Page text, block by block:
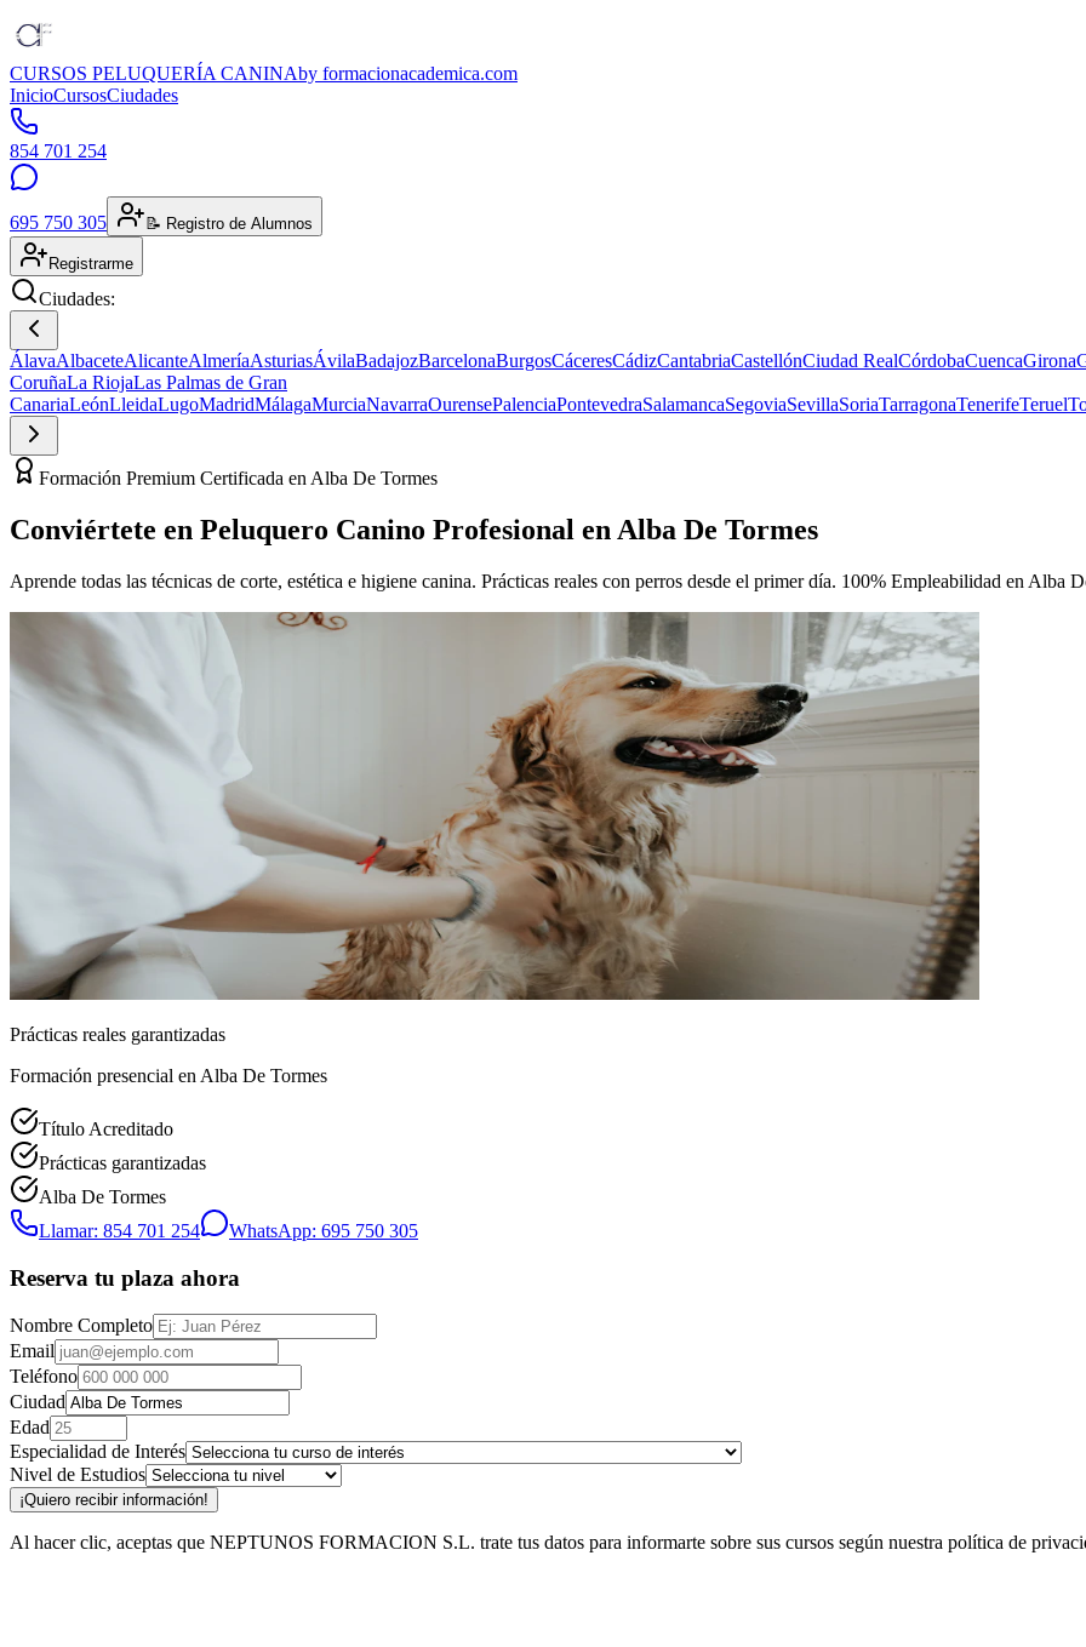
CURSOS PELUQUERÍA CANINAby formacionacademica.com
InicioCursosCiudades
854 701 254
695 750 305 📝 Registro de Alumnos
Registrarme
Ciudades:
ÁlavaAlbaceteAlicanteAlmeríaAsturiasÁvilaBadajozBarcelonaBurgosCáceresCádizCantabriaCastellónCiudad RealCórdobaCuencaGirona
CoruñaLa RiojaLas Palmas de Gran
CanariaLeónLleidaLugoMadridMálagaMurciaNavarraOurensePalenciaPontevedraSalamancaSegoviaSevillaSoriaTarragonaTenerifeTeruel
Formación Premium Certificada en Alba De Tormes
Conviértete en Peluquero Canino Profesional en Alba De Tormes
Aprende todas las técnicas de corte, estética e higiene canina. Prácticas reales con perros desde el primer día. 100% Empleabilidad en Alba
Prácticas reales garantizadas
Formación presencial en Alba De Tormes
Título Acreditado
Prácticas garantizadas
Alba De Tormes
Llamar: 854 701 254
WhatsApp: 695 750 305
Reserva tu plaza ahora
Nombre Completo
Email
Teléfono
Ciudad
Edad
Especialidad de Interés
Nivel de Estudios
¡Quiero recibir información!
Al hacer clic, aceptas que NEPTUNOS FORMACION S.L. trate tus datos para informarte sobre sus cursos según nuestra política de